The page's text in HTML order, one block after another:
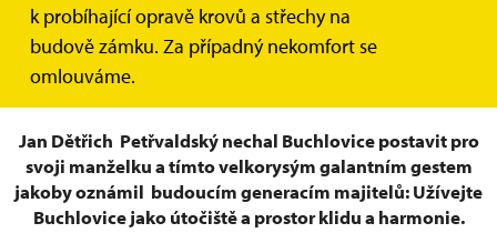
k probíhající opravě krovů a střechy na
budově zámku. Za případný nekomfort se
omlouváme.
péči a ochraně svěřené braňte a ochraňujte…
(báseň z makovice – 1719)
Jan Dětřich Petřvaldský nechal Buchlovice postavit pro
svoji manželku a tímto velkorysým galantním gestem
jakoby oznámil budoucím generacím majitelů: Užívejte
Buchlovice jako útočiště a prostor klidu a harmonie.